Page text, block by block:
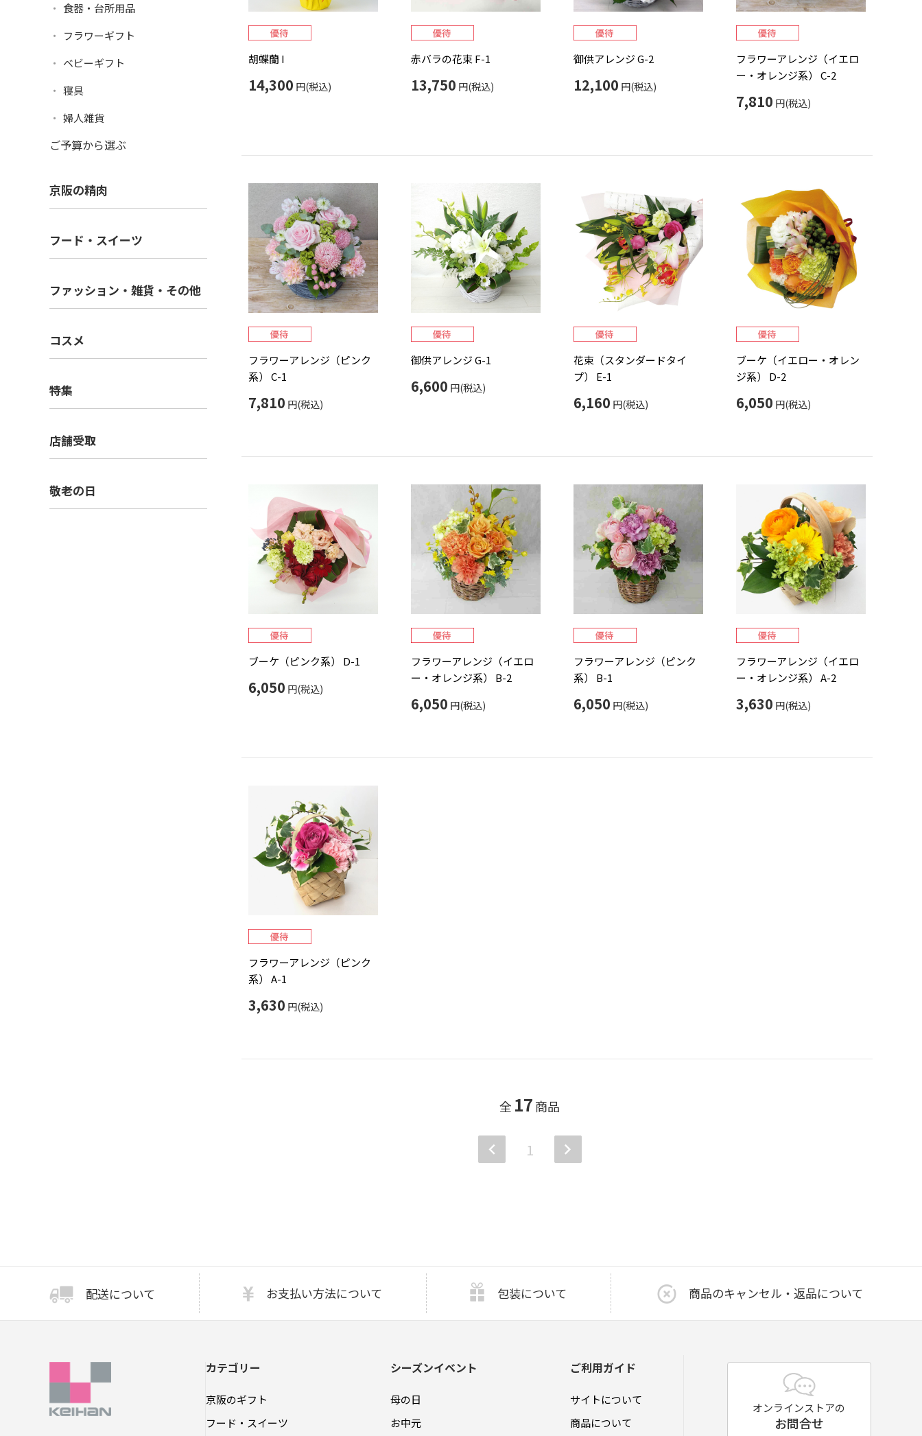
食器・台所用品
フラワーギフト
ベビーギフト
寝具
婦人雑貨
ご予算から選ぶ
京阪の精肉
フード・スイーツ
ファッション・雑貨・その他
コスメ
特集
店舗受取
敬老の日
胡蝶蘭 I
14,300 円(税込)
赤バラの花束 F-1
13,750 円(税込)
御供アレンジ G-2
12,100 円(税込)
フラワーアレンジ（イエロ
ー・オレンジ系） C-2
7,810 円(税込)
フラワーアレンジ（ピンク
系） C-1
7,810 円(税込)
御供アレンジ G-1
6,600 円(税込)
花束（スタンダードタイ
プ） E-1
6,160 円(税込)
ブーケ（イエロー・オレン
ジ系） D-2
6,050 円(税込)
ブーケ（ピンク系） D-1
6,050 円(税込)
フラワーアレンジ（イエロ
ー・オレンジ系） B-2
6,050 円(税込)
フラワーアレンジ（ピンク
系） B-1
6,050 円(税込)
フラワーアレンジ（イエロ
ー・オレンジ系） A-2
3,630 円(税込)
フラワーアレンジ（ピンク
系） A-1
3,630 円(税込)
全 17商品
1
配送について お支払い方法について 包装について 商品のキャンセル・返品について
カテゴリー
京阪のギフト
フード・スイーツ
シーズンイベント
母の日
お中元
ご利用ガイド
サイトについて
商品について
オンラインストアの
お問合せ